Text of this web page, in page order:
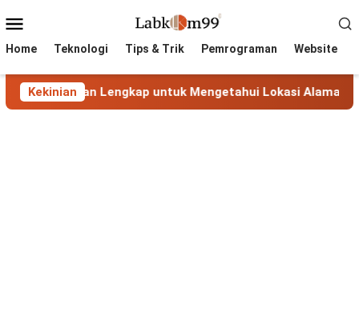
to
Menu
Home Teknologi Tips & Trik Pemrograman Website
KekinianLengkap untuk Mengetahui Lokasi Alamat IP